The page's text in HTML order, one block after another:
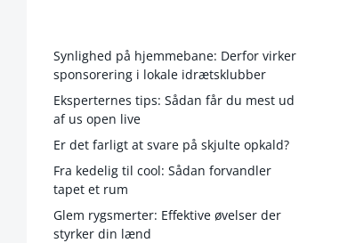
Synlighed på hjemmebane: Derfor virker
sponsorering i lokale idrætsklubber
Eksperternes tips: Sådan får du mest ud
af us open live
Er det farligt at svare på skjulte opkald?
Fra kedelig til cool: Sådan forvandler
tapet et rum
Glem rygsmerter: Effektive øvelser der
styrker din lænd